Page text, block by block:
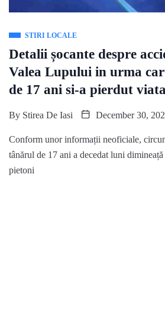
STIRI LOCALE
Detalii șocante despre
Valea Lupului in urma
de 17 ani si-a pierdut viata
By Stirea De Iasi December 30,
Conform unor informații neoficiale,
tânărul de 17 ani a decedat luni
pietoni